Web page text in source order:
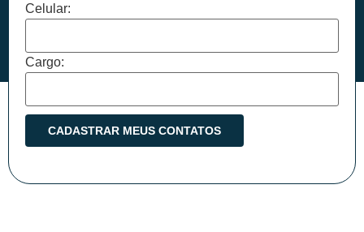
Celular:
Cargo: